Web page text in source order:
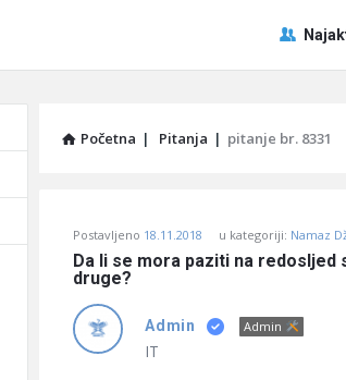
Pitaj
Početna | Pitanja | pitanje br. 8331
Učene
Latest
Postavljeno 18.11.2018 u kategoriji: Namaz
Da li se mora paziti na redosljed
druge?
Admin Admin
IT